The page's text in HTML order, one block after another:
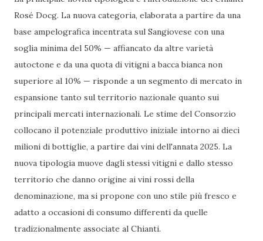
Rosé Docg. La nuova categoria, elaborata a partire da una
base ampelografica incentrata sul Sangiovese con una
soglia minima del 50% — affiancato da altre varietà
autoctone e da una quota di vitigni a bacca bianca non
superiore al 10% — risponde a un segmento di mercato in
espansione tanto sul territorio nazionale quanto sui
principali mercati internazionali. Le stime del Consorzio
collocano il potenziale produttivo iniziale intorno ai dieci
milioni di bottiglie, a partire dai vini dell'annata 2025. La
nuova tipologia muove dagli stessi vitigni e dallo stesso
territorio che danno origine ai vini rossi della
denominazione, ma si propone con uno stile più fresco e
adatto a occasioni di consumo differenti da quelle
tradizionalmente associate al Chianti.